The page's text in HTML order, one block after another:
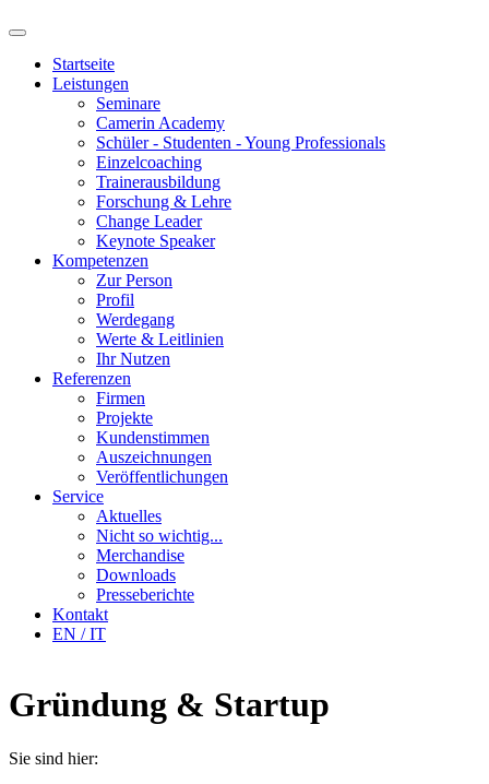
Startseite
Leistungen
Seminare
Camerin Academy
Schüler - Studenten - Young Professionals
Einzelcoaching
Trainerausbildung
Forschung & Lehre
Change Leader
Keynote Speaker
Kompetenzen
Zur Person
Profil
Werdegang
Werte & Leitlinien
Ihr Nutzen
Referenzen
Firmen
Projekte
Kundenstimmen
Auszeichnungen
Veröffentlichungen
Service
Aktuelles
Nicht so wichtig...
Merchandise
Downloads
Presseberichte
Kontakt
EN / IT
Gründung & Startup
Sie sind hier: